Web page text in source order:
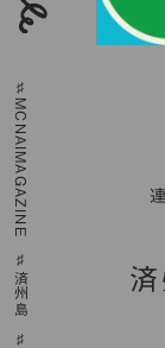
済
MCNAIMAGAZINE
済州島